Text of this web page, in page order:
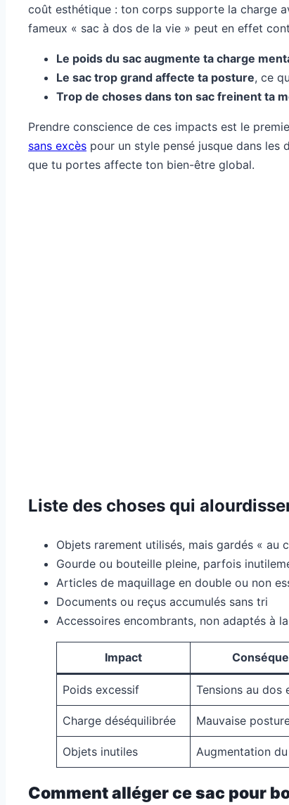
coût esthétique : ton corps supporte la charge
fameux « sac à dos de la vie » peut en effet
Le poids du sac augmente ta charge
Le sac trop grand affecte ta posture, ce
Trop de choses dans ton sac freinent ta
Prendre conscience de ces impacts est le
sans excès pour un style pensé jusque dans les
que tu portes affecte ton bien-être global.
Liste des choses qui
Objets rarement utilisés, mais gardés « au
Gourde ou bouteille pleine, parfois
Articles de maquillage en double ou non
Documents ou reçus accumulés sans tri
Accessoires encombrants, non adaptés à
Impact
Poids excessif Tensions au dos
Charge déséquilibrée Mauvaise
Objets inutiles Augmentation
Comment alléger ce sac pour